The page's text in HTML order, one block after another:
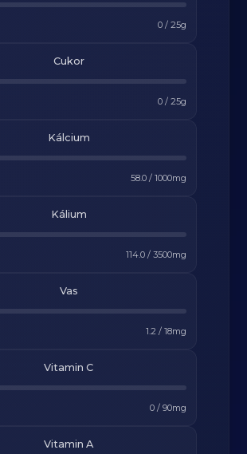
0/ 25g
Cukor
0/ 25g
Kálcium
58.0/ 1000mg
Kálium
114.0/ 3500mg
Vas
1.2/ 18mg
Vitamin C
0/ 90mg
Vitamin A